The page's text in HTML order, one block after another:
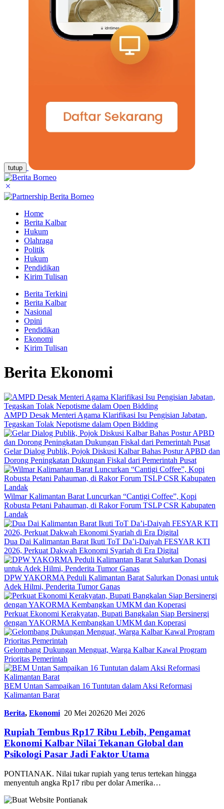
tutup
Home
Berita Kalbar
Hukum
Olahraga
Politik
Hukum
Pendidikan
Kirim Tulisan
Berita Terkini
Berita Kalbar
Nasional
Opini
Pendidikan
Ekonomi
Kirim Tulisan
Berita Ekonomi
AMPD Desak Menteri Agama Klarifikasi Isu Pengisian Jabatan,
Tegaskan Tolak Nepotisme dalam Open Bidding
Gelar Dialog Publik, Pojok Diskusi Kalbar Bahas Postur APBD dan
Dorong Peningkatan Dukungan Fiskal dari Pemerintah Pusat
Wilmar Kalimantan Barat Luncurkan “Cantigi Coffee”, Kopi
Robusta Petani Pahauman, di Rakor Forum TSLP CSR Kabupaten
Landak
Dua Dai Kalimantan Barat Ikuti ToT Da’i-Daiyah FESYAR KTI
2026, Perkuat Dakwah Ekonomi Syariah di Era Digital
DPW YAKORMA Peduli Kalimantan Barat Salurkan Donasi untuk
Adek Hilmi, Penderita Tumor Ganas
Perkuat Ekonomi Kerakyatan, Bupati Bangkalan Siap Bersinergi
dengan YAKORMA Kembangkan UMKM dan Koperasi
Gelombang Dukungan Menguat, Warga Kalbar Kawal Program
Prioritas Pemerintah
BEM Untan Sampaikan 16 Tuntutan dalam Aksi Reformasi
Kalimantan Barat
Berita, Ekonomi 20 Mei 202620 Mei 2026
Rupiah Tembus Rp17 Ribu Lebih, Pengamat
Ekonomi Kalbar Nilai Tekanan Global dan
Psikologi Pasar Jadi Faktor Utama
PONTIANAK. Nilai tukar rupiah yang terus tertekan hingga
menyentuh angka Rp17 ribu per dolar Amerika…